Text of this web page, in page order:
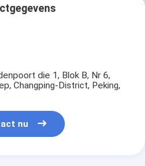
die 1, Blok B, Nr 6,
Changping-District, Peking,
nu